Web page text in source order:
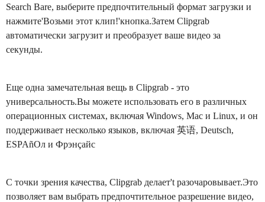
Search Bare, выберите предпочтительный формат загрузки и
нажмите'Возьми этот клип!'кнопка.Затем Clipgrab
автоматически загрузит и преобразует ваше видео за
секунды.
Еще одна замечательная вещь в Clipgrab - это
универсальность.Вы можете использовать его в различных
операционных системах, включая Windows, Mac и Linux, и он
поддерживает несколько языков, включая 英语, Deutsch,
ESPAñОл и Фрэнçайс
С точки зрения качества, Clipgrab делает't разочаровывает.Это
позволяет вам выбрать предпочтительное разрешение видео,